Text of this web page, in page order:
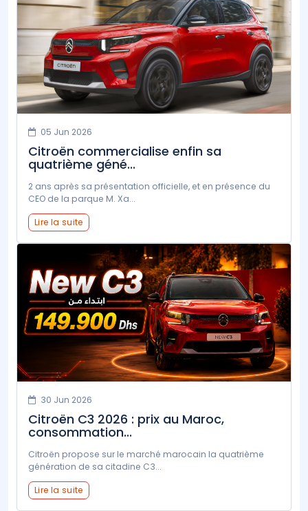
05 Jun 2026
Citroën commercialise enfin sa
quatrième géné...
2 ans après sa présentation officielle, et en présence du
CEO de la parque M. Xa...
Lire la suite
30 Jun 2026
Citroën C3 2026 : prix au Maroc,
consommation...
Citroën propose sur le marché marocain la quatrième
génération de sa citadine C3...
Lire la suite